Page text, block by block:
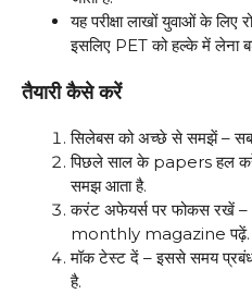
यह परीक्षा लाखों युवाओं के लिए
इसलिए PET को हल्के में लेना
तैयारी कैसे करें
सिलेबस को अच्छे से समझें – सबसे
पिछले साल के papers हल
समझ आता है.
करंट अफेयर्स पर फोकस रखें
monthly magazine पढ़ें.
मॉक टेस्ट दें – इससे समय
है.